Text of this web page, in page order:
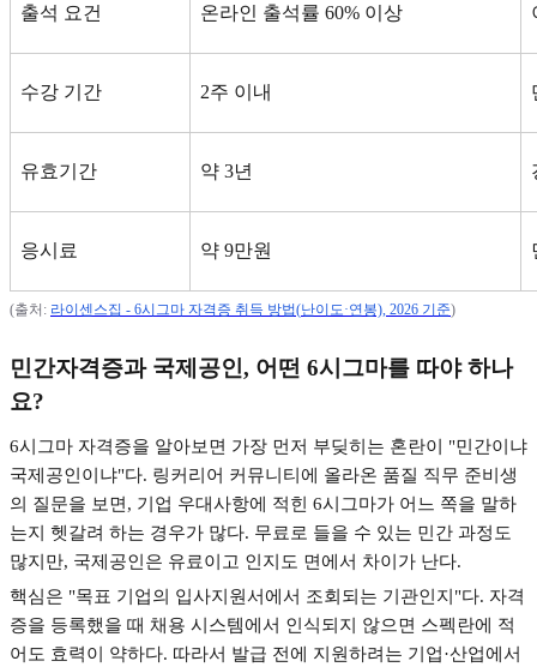
출석 요건 온라인 출석률 60% 이상
수강 기간 2주 이내
유효기간 약 3년
응시료 약 9만원
(출처 : 라이센스집 - 6시그마 자격증 취득 방법(난이도·연봉), 2026 기준)
민간자격증과 국제공인, 어떤 6시그마를 따야 하나
요?
6시그마 자격증을 알아보면 가장 먼저 부딪히는 혼란이 "민간이냐
국제공인이냐"다. 링커리어 커뮤니티에 올라온 품질 직무 준비생
의 질문을 보면 , 기업 우대사항에 적힌 6시그마가 어느 쪽을 말하
는지 헷갈려 하는 경우가 많다. 무료로 들을 수 있는 민간 과정도
많지만, 국제공인은 유료이고 인지도 면에서 차이가 난다.
핵심은 "목표 기업의 입사지원서에서 조회되는 기관인지 "다. 자격
증을 등록했을 때 채용 시스템에서 인식되지 않으면 스펙란에 적
어도 효력이 약하다. 따라서 발급 전에 지원하려는 기업·산업에서